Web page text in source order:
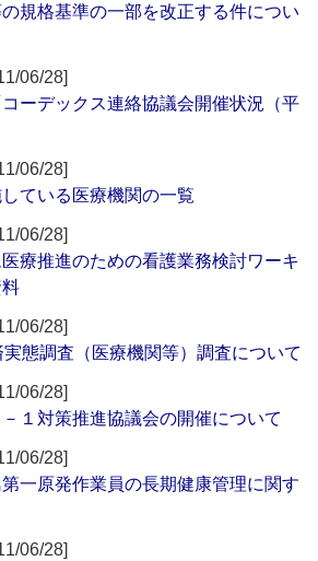
規格基準の一部を改正する件につい
06/28]
ーデックス連絡協議会開催状況（平
06/28]
ている医療機関の一覧
06/28]
療推進のための看護業務検討ワーキ
06/28]
態調査（医療機関等）調査について
06/28]
１対策推進協議会の開催について
06/28]
一原発作業員の長期健康管理に関す
06/28]